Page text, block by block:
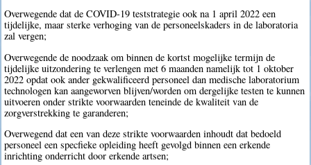
Overwegende dat de COVID-19 teststrategie ook na 1 april 2022 een
tijdelijke, maar sterke verhoging van de personeelskaders in de laboratoria
zal vergen;
Overwegende de noodzaak om binnen de kortst mogelijke termijn de
tijdelijke uitzondering te verlengen met 6 maanden namelijk tot 1 oktober
2022 opdat ook ander gekwalificeerd personeel dan medische laboratorium
technologen kan aangeworven blijven/worden om dergelijke testen te kunnen
uitvoeren onder strikte voorwaarden teneinde de kwaliteit van de
zorgverstrekking te garanderen;
Overwegend dat een van deze strikte voorwaarden inhoudt dat bedoeld
personeel een specfieke opleiding heeft gevolgd binnen een erkende
inrichting onderricht door erkende artsen;